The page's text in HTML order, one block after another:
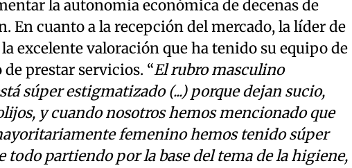
la autonomía económica de decenas de
En cuanto a la recepción del mercado, la líder de
excelente valoración que ha tenido su equipo de
prestar servicios. “El rubro masculino
súper estigmatizado (...) porque dejan sucio,
y cuando nosotros hemos mencionado que
femenino hemos tenido súper
todo partiendo por la base del tema de la higiene,